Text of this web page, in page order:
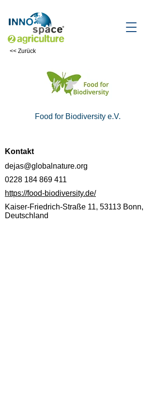
<< Zurück
Food for Biodiversity e.V.
Kontakt
dejas@globalnature.org
0228 184 869 411
https://food-biodiversity.de/
Kaiser-Friedrich-Straße 11, 53113 Bonn,
Deutschland